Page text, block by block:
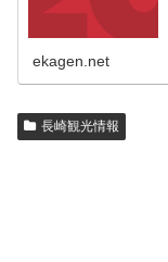
ekagen.net
長崎観光情報